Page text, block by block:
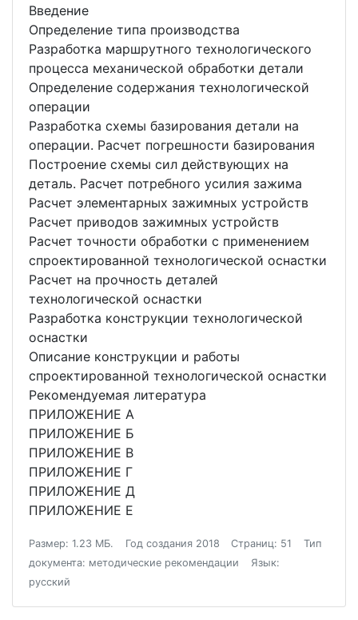
Введение
Определение типа производства
Разработка маршрутного технологического
процесса механической обработки детали
Определение содержания технологической
операции
Разработка схемы базирования детали на
операции. Расчет погрешности базирования
Построение схемы сил действующих на
деталь. Расчет потребного усилия зажима
Расчет элементарных зажимных устройств
Расчет приводов зажимных устройств
Расчет точности обработки с применением
спроектированной технологической оснастки
Расчет на прочность деталей
технологической оснастки
Разработка конструкции технологической
оснастки
Описание конструкции и работы
спроектированной технологической оснастки
Рекомендуемая литература
ПРИЛОЖЕНИЕ А
ПРИЛОЖЕНИЕ Б
ПРИЛОЖЕНИЕ В
ПРИЛОЖЕНИЕ Г
ПРИЛОЖЕНИЕ Д
ПРИЛОЖЕНИЕ Е
Размер: 1.23 МБ. Год создания 2018 Страниц: 51
Тип
документа: методические рекомендации
Язык:
русский